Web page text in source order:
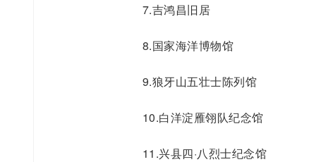
7.吉鸿昌旧居
8.国家海洋博物馆
9.狼牙山五壮士陈列馆
10.白洋淀雁翎队纪念馆
11.兴县四·八烈士纪念馆